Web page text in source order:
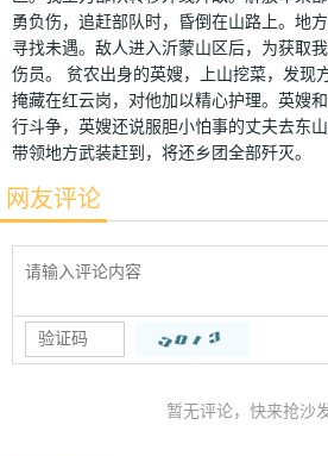
勇负伤，追赶部队时，昏倒在山路上。地
寻找未遇。敌人进入沂蒙山区后，为获取
伤员。 贫农出身的英嫂，上山挖菜，发现
掩藏在红云岗，对他加以精心护理。英嫂
行斗争，英嫂还说服胆小怕事的丈夫去东
带领地方武装赶到，将还乡团全部歼灭。
网友评论
暂无评论，快来抢沙